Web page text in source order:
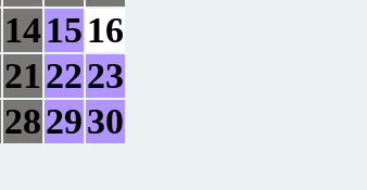
141516
212223
282930